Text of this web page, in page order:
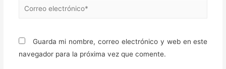
Correo
Guarda mi nombre, correo electrónico y web en este
navegador para la próxima vez que comente.